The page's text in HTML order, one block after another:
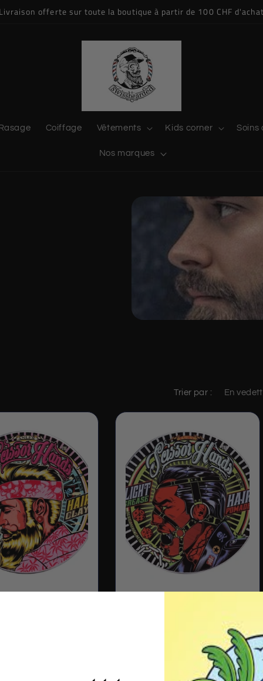
Livraison offerte sur toute la boutique à partir de 100 CHF d'achat
Rasage Coiffage Vêtements Kids corner Soins
Nos marques
Trier par :
À partir de 17.00 CHF